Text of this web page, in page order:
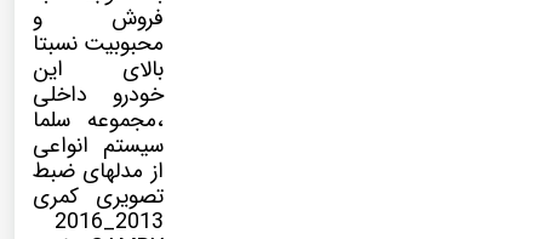
فروش و
محبوبیت نسبتا
بالای این
خودرو داخلی
،مجموعه سلما
سیستم انواعی
از مدلهای ضبط
تصویری کمری
2013_2016